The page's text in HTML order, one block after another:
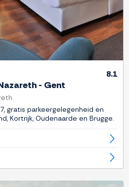
8.1
- Gent
gratis parkeergelegenheid en
Kortrijk, Oudenaarde en Brugge.